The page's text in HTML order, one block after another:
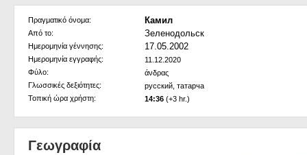
Πραγματικό όνομα: Камил
Από το: Зеленодольск
Ημερομηνία γέννησης: 17.05.2002
Ημερομηνία εγγραφής:
11.12.2020
Φύλο:
άνδρας
Γλωσσικές δεξιότητες:
русский, татарча
Τοπική ώρα χρήστη:
14:36 (+3 hr.)
Γεωγραφία